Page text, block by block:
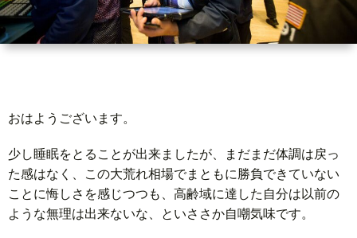
ー
ド
放
言
おはようございます。
少し睡眠をとることが出来ましたが、まだまだ体調は戻っ
た感はなく、この大荒れ相場でまともに勝負できていない
ことに悔しさを感じつつも、高齢域に達した自分は以前の
ような無理は出来ないな、といささか自嘲気味です。